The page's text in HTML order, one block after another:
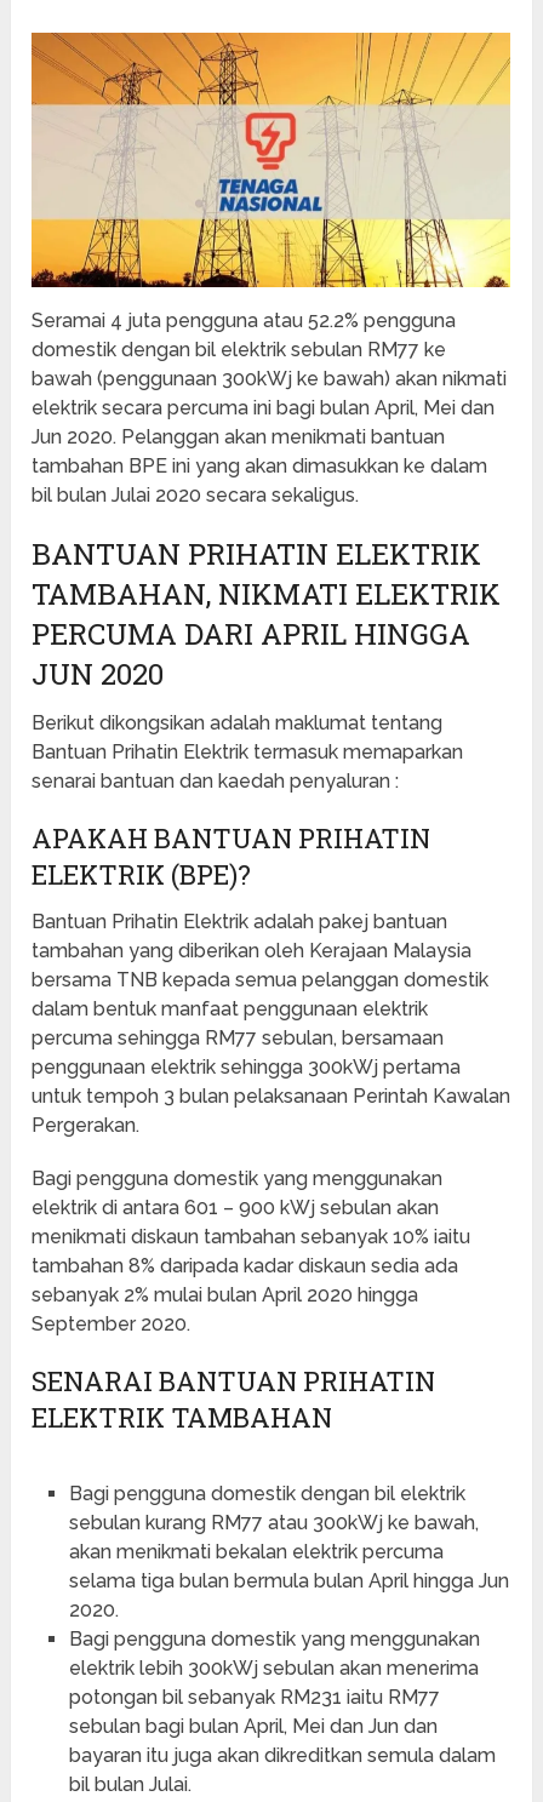
Seramai 4 juta pengguna atau 52.2% pengguna
domestik dengan bil elektrik sebulan RM77 ke
bawah (penggunaan 300kWj ke bawah) akan nikmati
elektrik secara percuma ini bagi bulan April, Mei dan
Jun 2020. Pelanggan akan menikmati bantuan
tambahan BPE ini yang akan dimasukkan ke dalam
bil bulan Julai 2020 secara sekaligus.
BANTUAN PRIHATIN ELEKTRIK
TAMBAHAN, NIKMATI ELEKTRIK
PERCUMA DARI APRIL HINGGA
JUN 2020
Berikut dikongsikan adalah maklumat tentang
Bantuan Prihatin Elektrik termasuk memaparkan
senarai bantuan dan kaedah penyaluran :
APAKAH BANTUAN PRIHATIN
ELEKTRIK (BPE)?
Bantuan Prihatin Elektrik adalah pakej bantuan
tambahan yang diberikan oleh Kerajaan Malaysia
bersama TNB kepada semua pelanggan domestik
dalam bentuk manfaat penggunaan elektrik
percuma sehingga RM77 sebulan, bersamaan
penggunaan elektrik sehingga 300kWj pertama
untuk tempoh 3 bulan pelaksanaan Perintah Kawalan
Pergerakan.
Bagi pengguna domestik yang menggunakan
elektrik di antara 601 – 900 kWj sebulan akan
menikmati diskaun tambahan sebanyak 10% iaitu
tambahan 8% daripada kadar diskaun sedia ada
sebanyak 2% mulai bulan April 2020 hingga
September 2020.
SENARAI BANTUAN PRIHATIN
ELEKTRIK TAMBAHAN
Bagi pengguna domestik dengan bil elektrik
sebulan kurang RM77 atau 300kWj ke bawah,
akan menikmati bekalan elektrik percuma
selama tiga bulan bermula bulan April hingga Jun
2020.
Bagi pengguna domestik yang menggunakan
elektrik lebih 300kWj sebulan akan menerima
potongan bil sebanyak RM231 iaitu RM77
sebulan bagi bulan April, Mei dan Jun dan
bayaran itu juga akan dikreditkan semula dalam
bil bulan Julai.